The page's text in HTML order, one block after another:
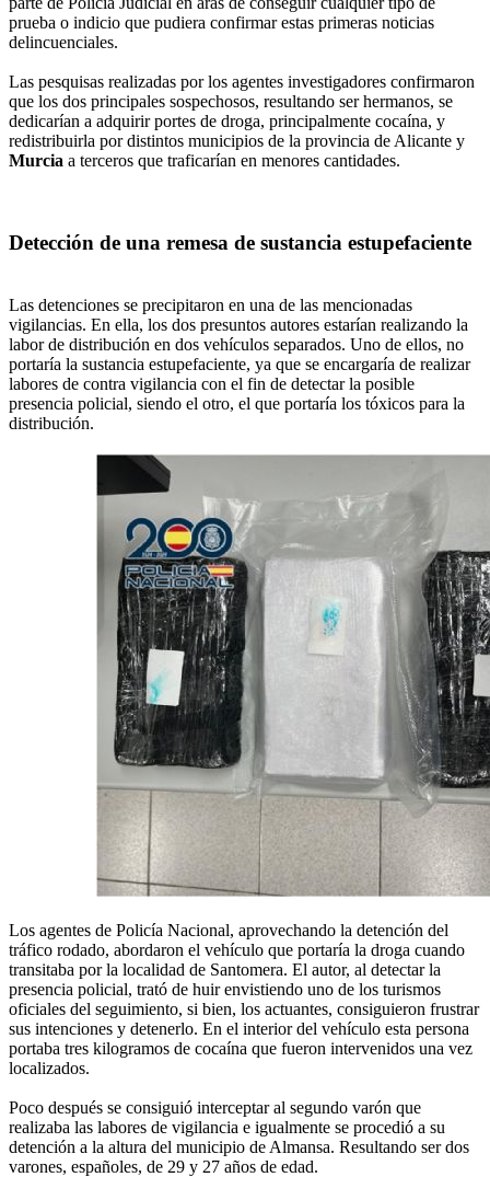
prueba o indicio que pudiera confirmar estas primeras noticias
delincuenciales.
Las pesquisas realizadas por los agentes investigadores confirmaron
que los dos principales sospechosos, resultando ser hermanos, se
dedicarían a adquirir portes de droga, principalmente cocaína, y
redistribuirla por distintos municipios de la provincia de Alicante y
Murcia a terceros que traficarían en menores cantidades.
Detección de una remesa de sustancia estupefaciente
Las detenciones se precipitaron en una de las mencionadas
vigilancias. En ella, los dos presuntos autores estarían realizando la
labor de distribución en dos vehículos separados. Uno de ellos, no
portaría la sustancia estupefaciente, ya que se encargaría de realizar
labores de contra vigilancia con el fin de detectar la posible
presencia policial, siendo el otro, el que portaría los tóxicos para la
distribución.
Los agentes de Policía Nacional, aprovechando la detención del
tráfico rodado, abordaron el vehículo que portaría la droga cuando
transitaba por la localidad de Santomera. El autor, al detectar la
presencia policial, trató de huir envistiendo uno de los turismos
oficiales del seguimiento, si bien, los actuantes, consiguieron frustrar
sus intenciones y detenerlo. En el interior del vehículo esta persona
portaba tres kilogramos de cocaína que fueron intervenidos una vez
localizados.
Poco después se consiguió interceptar al segundo varón que
realizaba las labores de vigilancia e igualmente se procedió a su
detención a la altura del municipio de Almansa. Resultando ser dos
varones, españoles, de 29 y 27 años de edad.